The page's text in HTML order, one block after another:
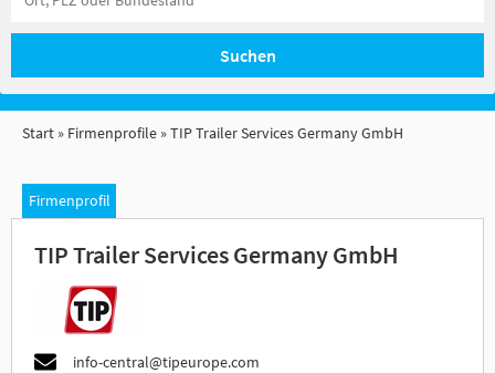
Suchen
Start Firmenprofile TIP Trailer Services Germany GmbH
Firmenprofil
TIP Trailer Services Germany GmbH
info-central@tipeurope.com